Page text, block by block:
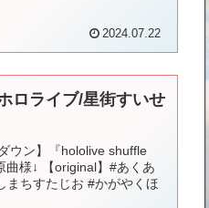
2024.07.22
ロライブ/星街すいせ
ウン】『hololive shuffle
様↓ 【original】#あくあ
まちすたじお #かがやくほ